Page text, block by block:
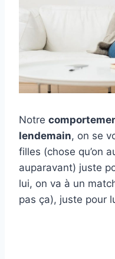
Notre
lendemain, on se
filles (chose qu’on
auparavant) juste
lui, on va à un
pas ça), juste pour